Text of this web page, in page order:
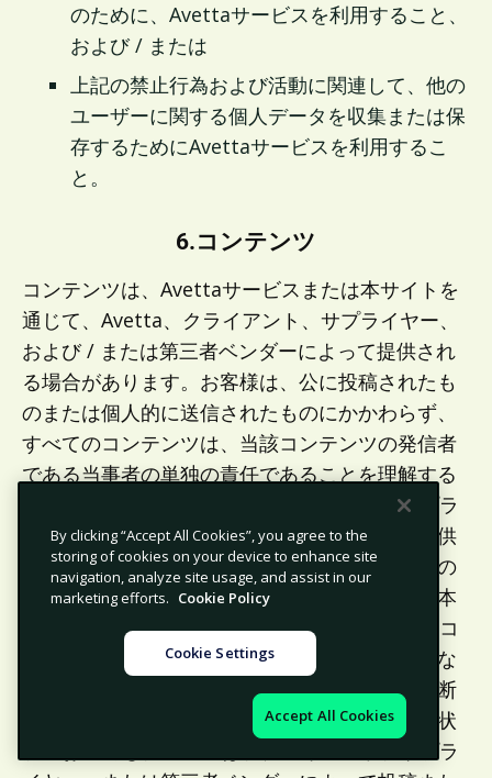
のために、Avettaサービスを利用すること、
および / または
上記の禁止行為および活動に関連して、他の
ユーザーに関する個人データを収集または保
存するためにAvettaサービスを利用するこ
と。
6.コンテンツ
コンテンツは、Avettaサービスまたは本サイトを
通じて、Avetta、クライアント、サプライヤー、
および / または第三者ベンダーによって提供され
る場合があります。お客様は、公に投稿されたも
のまたは個人的に送信されたものにかかわらず、
すべてのコンテンツは、当該コンテンツの発信者
である当事者の単独の責任であることを理解する
ものとします。Avettaは、クライアント、サプラ
イヤー、または第三者ベンダーが投稿または提供
するコンテンツを管理せず、かかるコンテンツの
正確性、完全性、または品質を保証しません。本
サイトまたはAvettaサービスを通じて入手したコ
ンテンツは、消費者の使用を意図したものではな
く、個人的、医学的、法的、または金銭的な判断
のために依拠すべきではありません。いかなる状
況においても、Avettaは、クライアント、サプラ
By clicking “Accept All Cookies”, you agree to the
storing of cookies on your device to enhance site
navigation, analyze site usage, and assist in our
marketing efforts. Cookie Policy
Cookie Settings
Accept All Cookies